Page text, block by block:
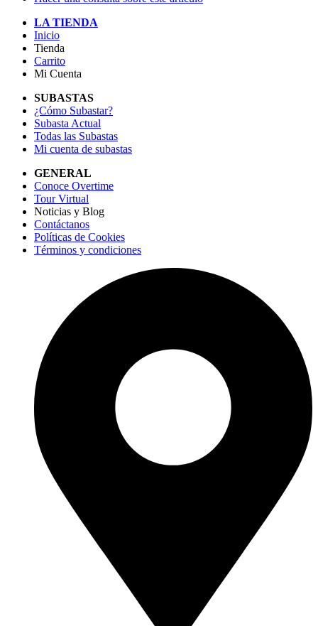
LA TIENDA
Inicio
Tienda
Carrito
Mi Cuenta
SUBASTAS
¿Cómo Subastar?
Subasta Actual
Todas las Subastas
Mi cuenta de subastas
GENERAL
Conoce Overtime
Tour Virtual
Noticias y Blog
Contáctanos
Políticas de Cookies
Términos y condiciones